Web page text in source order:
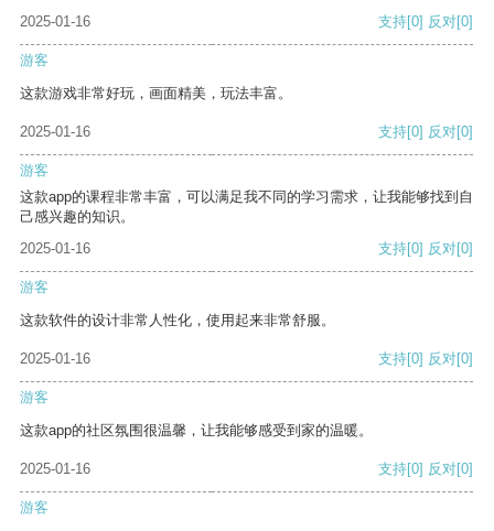
2025-01-16
支持[0] 反对[0]
游客
这款游戏非常好玩，画面精美，玩法丰富。
2025-01-16 支持[0] 反对[0]
游客
这款app的课程非常丰富，可以满足我不同的学习需求，让我能够找到自
己感兴趣的知识。
2025-01-16
支持[0] 反对[0]
游客
这款软件的设计非常人性化，使用起来非常舒服。
2025-01-16 支持[0] 反对[0]
游客
这款app的社区氛围很温馨，让我能够感受到家的温暖。
2025-01-16 支持[0] 反对[0]
游客